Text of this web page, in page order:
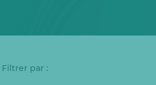
Filtrer par :